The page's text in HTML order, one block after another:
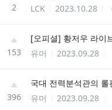
2
LCK
2023.10.28
153
[오피셜] 황저우 라이
유머
2023.09.28
396
유머
2023.09.28